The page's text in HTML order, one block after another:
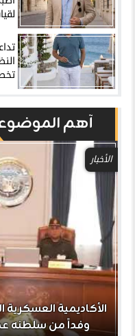
آهم
الأخبار
الأكاديمية
وفداً من سلطنه